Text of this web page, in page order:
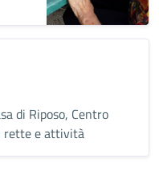
di Riposo, Centro
rette e attività